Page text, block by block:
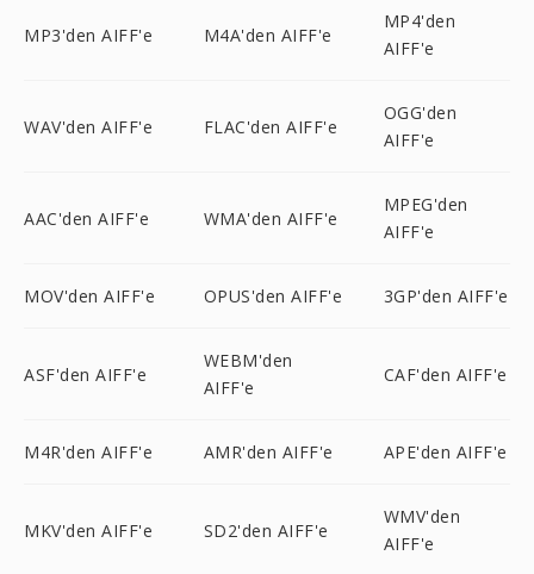
MP3'den AIFF'e M4A'den AIFF'e
MP4'den
AIFF'e
WAV'den AIFF'e FLAC'den AIFF'e
OGG'den
AIFF'e
AAC'den AIFF'e WMA'den AIFF'e
MPEG'den
AIFF'e
MOV'den AIFF'e OPUS'den AIFF'e 3GP'den AIFF'e
ASF'den AIFF'e
WEBM'den
AIFF'e
CAF'den AIFF'e
M4R'den AIFF'e AMR'den AIFF'e APE'den AIFF'e
MKV'den AIFF'e SD2'den AIFF'e
WMV'den
AIFF'e